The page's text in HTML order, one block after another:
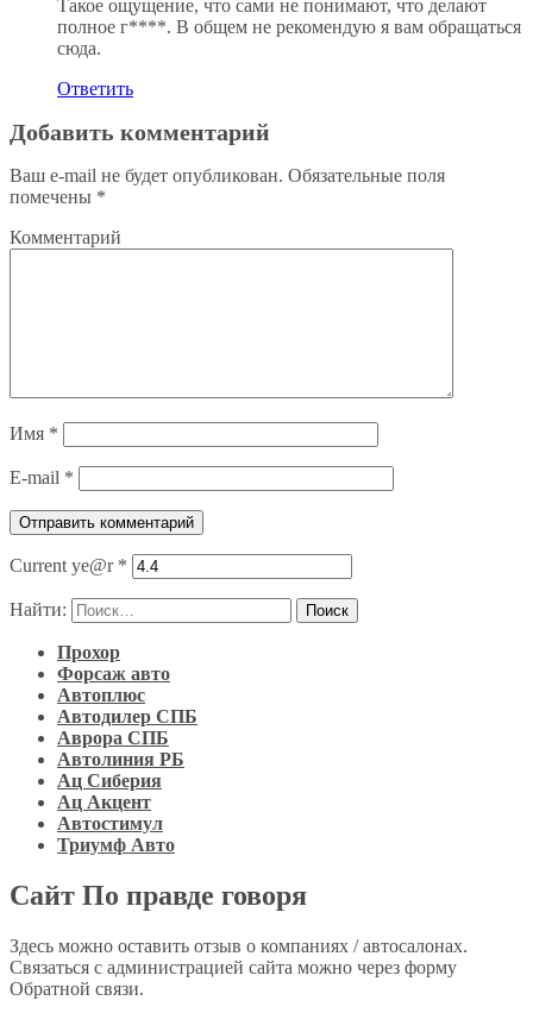
Такое ощущение, что сами не понимают, что делают
полное г****. В общем не рекомендую я вам обращаться
сюда.
Ответить
Добавить комментарий
Ваш e-mail не будет опубликован. Обязательные поля
помечены *
Комментарий
Имя *
E-mail *
Current ye@r *
Найти:
Прохор
Форсаж авто
Автоплюс
Автодилер СПБ
Аврора СПБ
Автолиния РБ
Ац Сиберия
Ац Акцент
Автостимул
Триумф Авто
Сайт По правде говоря
Здесь можно оставить отзыв о компаниях / автосалонах.
Связаться с администрацией сайта можно через форму
Обратной связи.